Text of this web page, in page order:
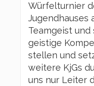
Würfelturnier
Jugendhauses
Teamgeist
geistige
stellen und
weitere KjGs
uns nur Leiter